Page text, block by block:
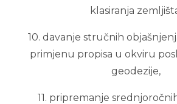
klasiranja
10. davanje stručnih
primjenu propisa u okviru
geodezije,
11. pripremanje